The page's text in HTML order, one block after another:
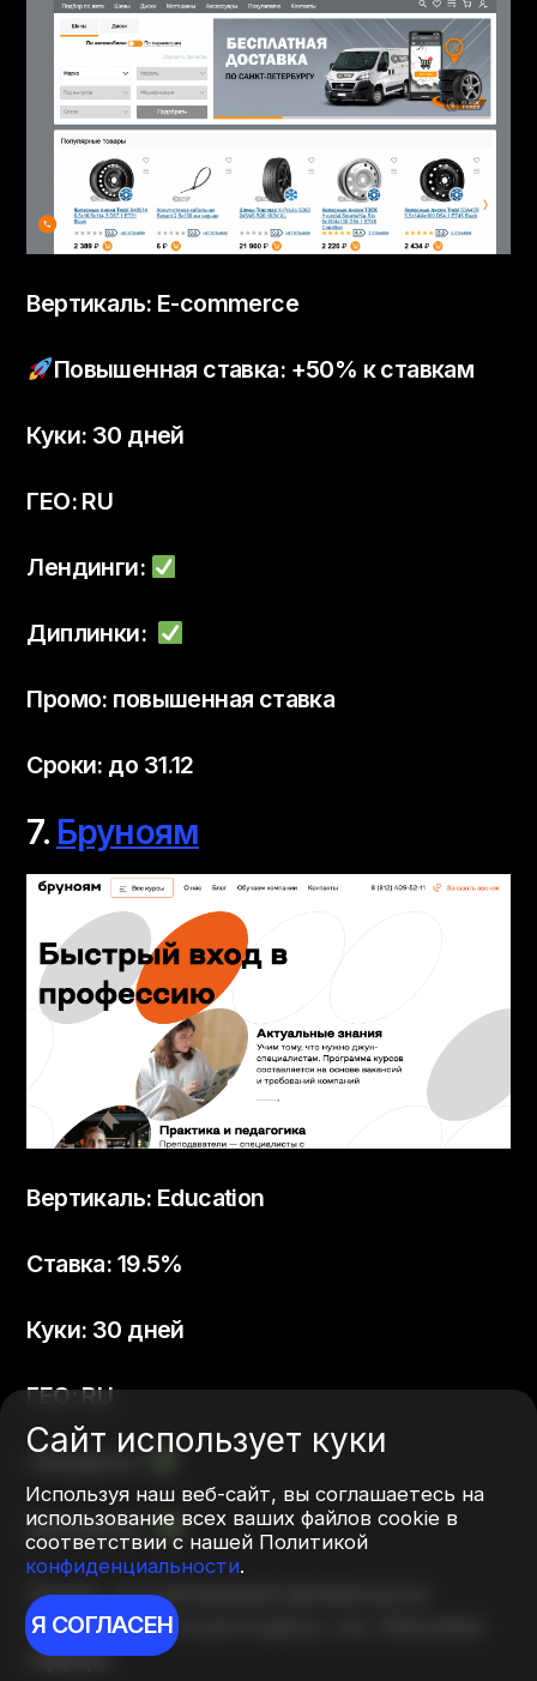
Сайт использует куки
Используя наш веб-сайт, вы соглашаетесь на
использование всех ваших файлов cookie в
соответствии с нашей Политикой
конфиденциальности.
Я СОГЛАСЕН
Вертикаль: E-commerce
Повышенная ставка: +50% к ставкам
Куки: 30 дней
ГЕО: RU
Лендинги:
Диплинки:
Промо: повышенная ставка
Сроки: до 31.12
7. Бруноям
Вертикаль: Education
Cтавка: 19.5%
Куки: 30 дней
ГЕО: RU
Лендинги:
Диплинки:
Промо: эксклюзивный промокод на
скидку -17% на все курсы, см. описание
оффера